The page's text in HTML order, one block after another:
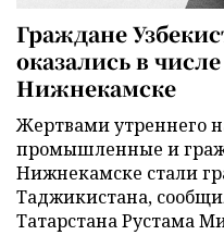
Граждане
оказались в
Нижнекамске
Жертвами утреннего
промышленные и
Нижнекамске стали
Таджикистана,
Татарстана Рустама